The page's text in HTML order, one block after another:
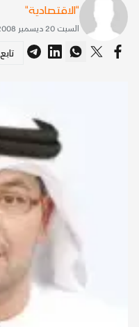
"الاقتصادية"
السبت 20 ديسمبر 2008 3:12